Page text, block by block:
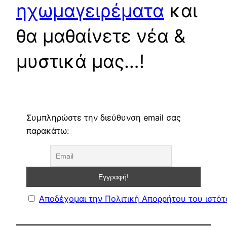
ηχωμαγειρέματα και
θα μαθαίνετε νέα &
μυστικά μας…!
Συμπληρώστε την διεύθυνση email σας
παρακάτω:
Αποδέχομαι την Πολιτική Απορρήτου του